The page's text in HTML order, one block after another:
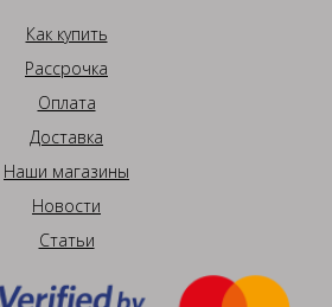
Как купить
Рассрочка
Оплата
Доставка
Наши магазины
Новости
Статьи